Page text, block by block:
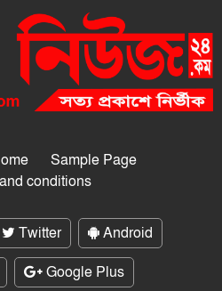
Sample Page
conditions
Twitter
Android
Google Plus